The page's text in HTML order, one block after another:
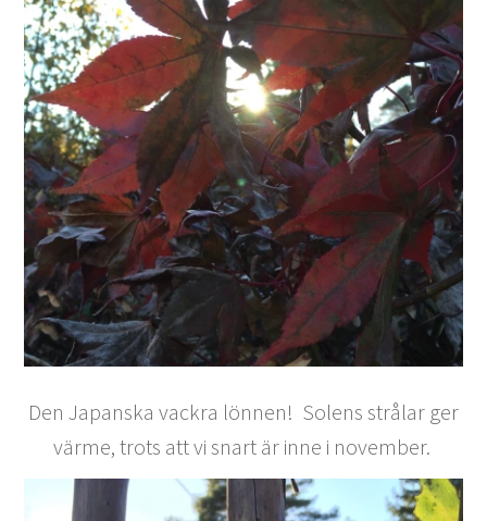
Den Japanska vackra lönnen! Solens strålar ger
värme, trots att vi snart är inne i november.